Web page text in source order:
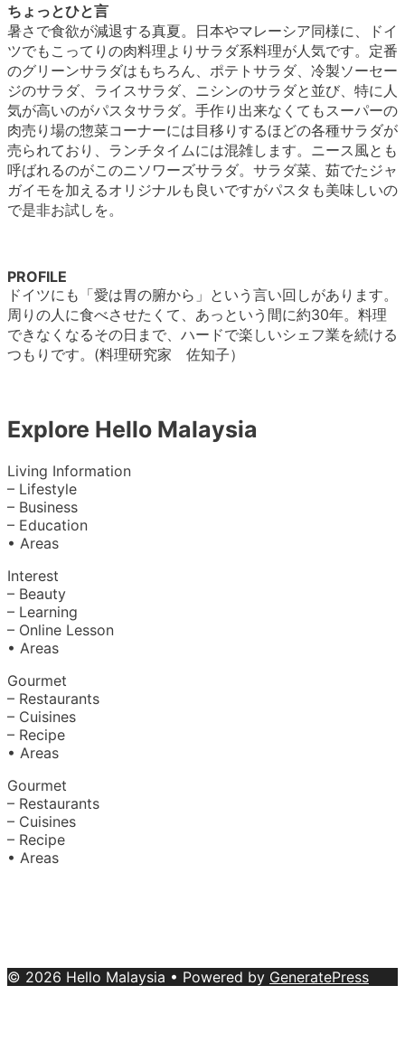
ちょっとひと言
暑さで食欲が減退する真夏。日本やマレーシア同様に、ドイ
ツでもこってりの肉料理よりサラダ系料理が人気です。定番
のグリーンサラダはもちろん、ポテトサラダ、冷製ソーセー
ジのサラダ、ライスサラダ、ニシンのサラダと並び、特に人
気が高いのがパスタサラダ。手作り出来なくてもスーパーの
肉売り場の惣菜コーナーには目移りするほどの各種サラダが
売られており、ランチタイムには混雑します。ニース風とも
呼ばれるのがこのニソワーズサラダ。サラダ菜、茹でたジャ
ガイモを加えるオリジナルも良いですがパスタも美味しいの
で是非お試しを。
PROFILE
ドイツにも「愛は胃の腑から」という言い回しがあります。
周りの人に食べさせたくて、あっという間に約30年。料理
できなくなるその日まで、ハードで楽しいシェフ業を続ける
つもりです。(料理研究家 佐知子）
Explore Hello Malaysia
Living Information
– Lifestyle
– Business
– Education
• Areas
Interest
– Beauty
– Learning
– Online Lesson
• Areas
Gourmet
– Restaurants
– Cuisines
– Recipe
• Areas
Gourmet
– Restaurants
– Cuisines
– Recipe
• Areas
© 2026 Hello Malaysia • Powered by GeneratePress